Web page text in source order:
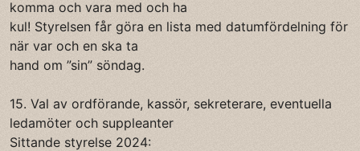
komma och vara med och ha
kul! Styrelsen får göra en lista med datumfördelning för
när var och en ska ta
hand om ”sin” söndag.
15. Val av ordförande, kassör, sekreterare, eventuella
ledamöter och suppleanter
Sittande styrelse 2024: